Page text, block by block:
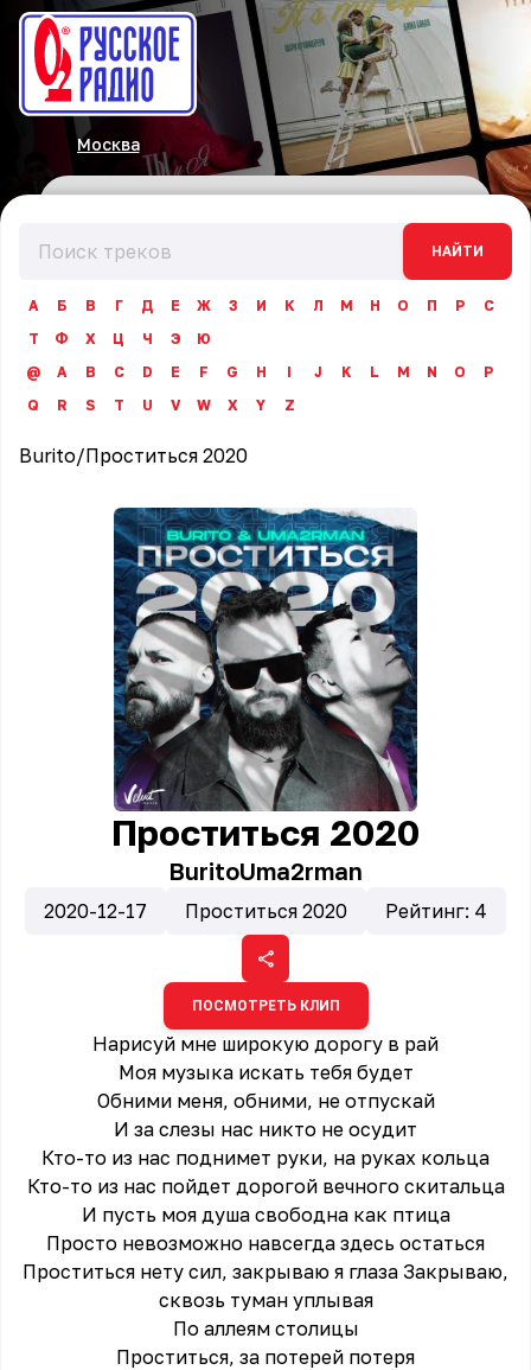
Москва
НАЙТИ
А Б В Г Д Е Ж З И К Л М Н О П Р
С
Т
Ф Х Ц Ч Э
Ю
@
A B C D E F G H I J K L M N O
P
Q
R S T U V W X Y Z
Burito/Проститься 2020
Проститься 2020
BuritoUma2rman
2020-12-17 Проститься 2020 Рейтинг: 4
ПОСМОТРЕТЬ КЛИП
Нарисуй мне широкую дорогу в рай
Моя музыка искать тебя будет
Обними меня, обними, не отпускай
И за слезы нас никто не осудит
Кто-то из нас поднимет руки, на руках кольца
Кто-то из нас пойдет дорогой вечного скитальца
И пусть моя душа свободна как птица
Просто невозможно навсегда здесь остаться
Проститься нету сил, закрываю я глаза Закрываю,
сквозь туман уплывая
По аллеям столицы
Проститься, за потерей потеря